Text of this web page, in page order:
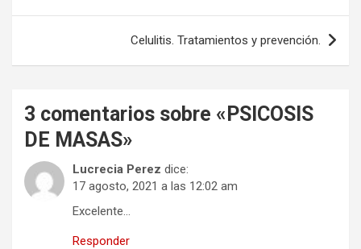
entradas
Celulitis. Tratamientos y prevención.
3 comentarios sobre « PSICOSIS
DE MASAS»
Lucrecia Perez dice:
17 agosto, 2021 a las 12:02 am
Excelente…
Responder